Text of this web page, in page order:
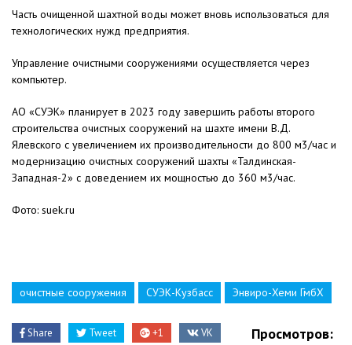
Часть очищенной шахтной воды может вновь использоваться для
технологических нужд предприятия.
Управление очистными сооружениями осуществляется через
компьютер.
АО «СУЭК» планирует в 2023 году завершить работы второго
строительства очистных сооружений на шахте имени В.Д.
Ялевского с увеличением их производительности до 800 м3/час и
модернизацию очистных сооружений шахты «Талдинская-
Западная-2» с доведением их мощностью до 360 м3/час.
Фото: suek.ru
очистные сооружения СУЭК-Кузбасс Энвиро-Хеми ГмбХ
Share Tweet +1 VK
Просмотров: